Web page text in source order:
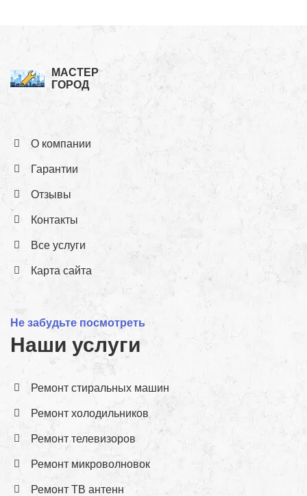
МАСТЕР
ГОРОД
О компании
Гарантии
Отзывы
Контакты
Все услуги
Карта сайта
Не забудьте посмотреть
Наши услуги
Ремонт стиральных машин
Ремонт холодильников
Ремонт телевизоров
Ремонт микроволновок
Ремонт ТВ антенн